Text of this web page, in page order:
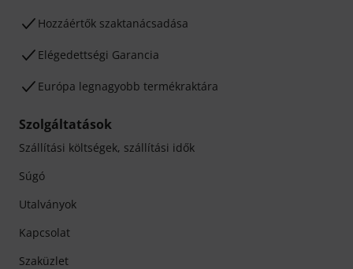
Hozzáértők szaktanácsadása
Elégedettségi Garancia
Európa legnagyobb termékraktára
Szolgáltatások
Szállítási költségek, szállítási idők
Súgó
Utalványok
Kapcsolat
Szaküzlet